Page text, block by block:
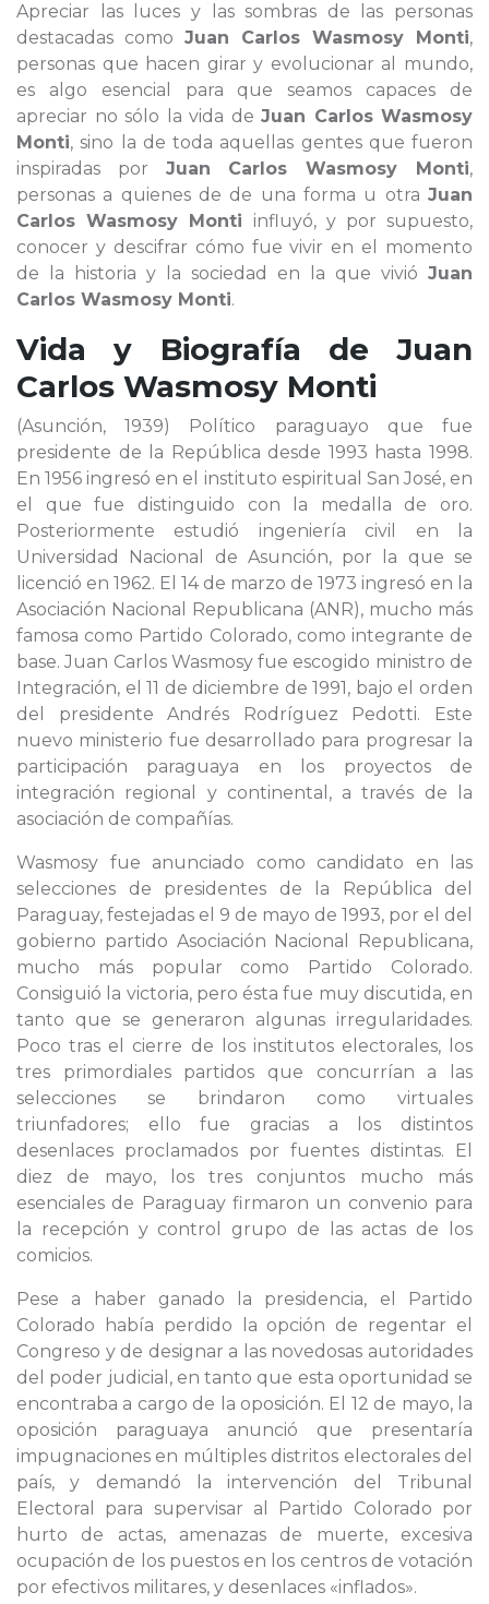
Apreciar las luces y las sombras de las personas
destacadas como Juan Carlos Wasmosy Monti,
personas que hacen girar y evolucionar al mundo,
es algo esencial para que seamos capaces de
apreciar no sólo la vida de Juan Carlos Wasmosy
Monti, sino la de toda aquellas gentes que fueron
inspiradas por Juan Carlos Wasmosy Monti,
personas a quienes de de una forma u otra Juan
Carlos Wasmosy Monti influyó, y por supuesto,
conocer y descifrar cómo fue vivir en el momento
de la historia y la sociedad en la que vivió Juan
Carlos Wasmosy Monti.
Vida y Biografía de Juan
Carlos Wasmosy Monti
(Asunción, 1939) Político paraguayo que fue
presidente de la República desde 1993 hasta 1998.
En 1956 ingresó en el instituto espiritual San José, en
el que fue distinguido con la medalla de oro.
Posteriormente estudió ingeniería civil en la
Universidad Nacional de Asunción, por la que se
licenció en 1962. El 14 de marzo de 1973 ingresó en la
Asociación Nacional Republicana (ANR), mucho más
famosa como Partido Colorado, como integrante de
base. Juan Carlos Wasmosy fue escogido ministro de
Integración, el 11 de diciembre de 1991, bajo el orden
del presidente Andrés Rodríguez Pedotti. Este
nuevo ministerio fue desarrollado para progresar la
participación paraguaya en los proyectos de
integración regional y continental, a través de la
asociación de compañías.
Wasmosy fue anunciado como candidato en las
selecciones de presidentes de la República del
Paraguay, festejadas el 9 de mayo de 1993, por el del
gobierno partido Asociación Nacional Republicana,
mucho más popular como Partido Colorado.
Consiguió la victoria, pero ésta fue muy discutida, en
tanto que se generaron algunas irregularidades.
Poco tras el cierre de los institutos electorales, los
tres primordiales partidos que concurrían a las
selecciones se brindaron como virtuales
triunfadores; ello fue gracias a los distintos
desenlaces proclamados por fuentes distintas. El
diez de mayo, los tres conjuntos mucho más
esenciales de Paraguay firmaron un convenio para
la recepción y control grupo de las actas de los
comicios.
Pese a haber ganado la presidencia, el Partido
Colorado había perdido la opción de regentar el
Congreso y de designar a las novedosas autoridades
del poder judicial, en tanto que esta oportunidad se
encontraba a cargo de la oposición. El 12 de mayo, la
oposición paraguaya anunció que presentaría
impugnaciones en múltiples distritos electorales del
país, y demandó la intervención del Tribunal
Electoral para supervisar al Partido Colorado por
hurto de actas, amenazas de muerte, excesiva
ocupación de los puestos en los centros de votación
por efectivos militares, y desenlaces «inflados».